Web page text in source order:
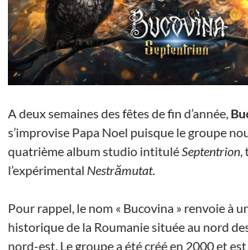
A deux semaines des fêtes de fin d’année,
s’improvise Papa Noel puisque le groupe
quatrième album studio intituléSeptentrion,
l’expérimental Nestrămutat.
Pour rappel, le nom « Bucovina » renvoie à
historique de la Roumanie située au nord
nord-est. Le groupe a été créé en 2000 et